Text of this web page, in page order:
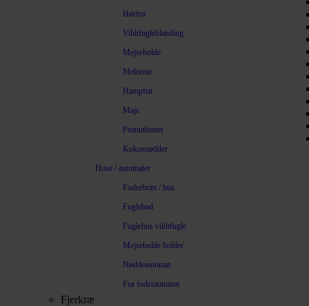
Hørfrø
Vildtfugleblanding
Mejsebolde
Melorme
Hampfrø
Majs
Peanutbutter
Kokosnødder
Huse / automater
Foderbræt / hus
Fuglebad
Fuglehus vildtfugle
Mejsebolde holder
Nøddeautomat
Frø foderautomat
Fjerkræ